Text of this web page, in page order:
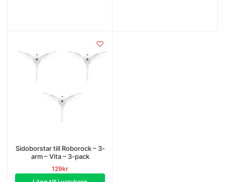
Sidoborstar till Roborock – 3-
arm – Vita – 3-pack
129kr